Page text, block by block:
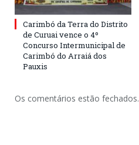
Carimbó da Terra do Distrito
de Curuai vence o 4º
Concurso Intermunicipal de
Carimbó do Arraiá dos
Pauxis
Os comentários estão fechados.